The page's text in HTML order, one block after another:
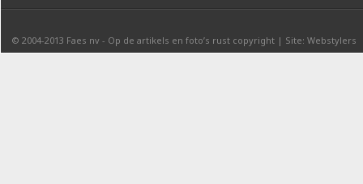
© 2004-2013 Faes nv - Op de artikels en foto’s rust copyright | Site: Webstylers